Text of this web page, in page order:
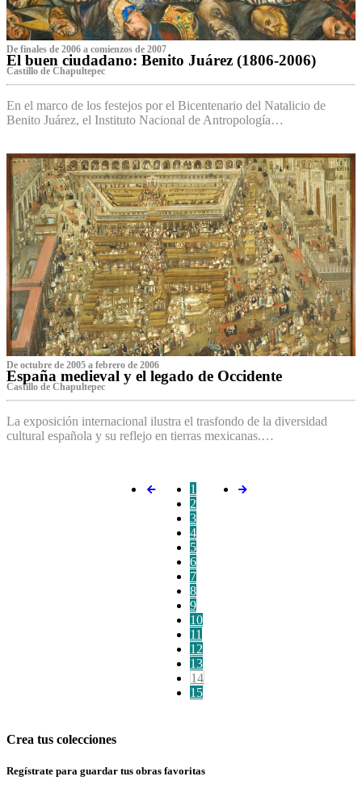
De finales de 2006 a comienzos de 2007
El buen ciudadano: Benito Juárez (1806-2006)
Castillo de Chapultepec
En el marco de los festejos por el Bicentenario del Natalicio de
Benito Juárez, el Instituto Nacional de Antropología…
De octubre de 2005 a febrero de 2006
España medieval y el legado de Occidente
Castillo de Chapultepec
La exposición internacional ilustra el trasfondo de la diversidad
cultural española y su reflejo en tierras mexicanas.…
1
2
3
4
5
6
7
8
9
10
11
12
13
14
15
Crea tus colecciones
Regístrate para guardar tus obras favoritas